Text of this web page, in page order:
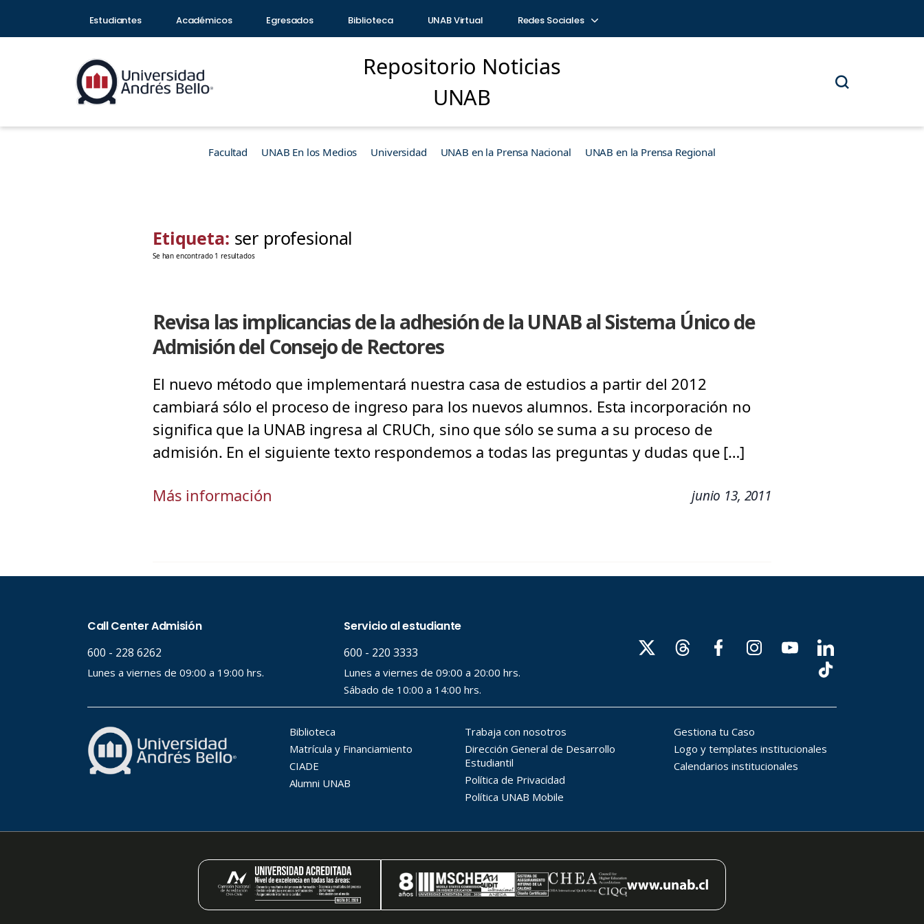
Estudiantes Académicos Egresados Biblioteca UNAB Virtual Redes Sociales
Repositorio Noticias
UNAB
Facultad UNAB En los Medios Universidad UNAB en la Prensa Nacional UNAB en la Prensa Regional
Etiqueta: ser profesional
Se han encontrado 1 resultados
Revisa las implicancias de la adhesión de la UNAB al Sistema Único de
Admisión del Consejo de Rectores
El nuevo método que implementará nuestra casa de estudios a partir del 2012
cambiará sólo el proceso de ingreso para los nuevos alumnos. Esta incorporación no
significa que la UNAB ingresa al CRUCh, sino que sólo se suma a su proceso de
admisión. En el siguiente texto respondemos a todas las preguntas y dudas que […]
Más información junio 13, 2011